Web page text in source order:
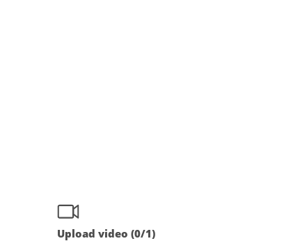
Upload video (0/1)